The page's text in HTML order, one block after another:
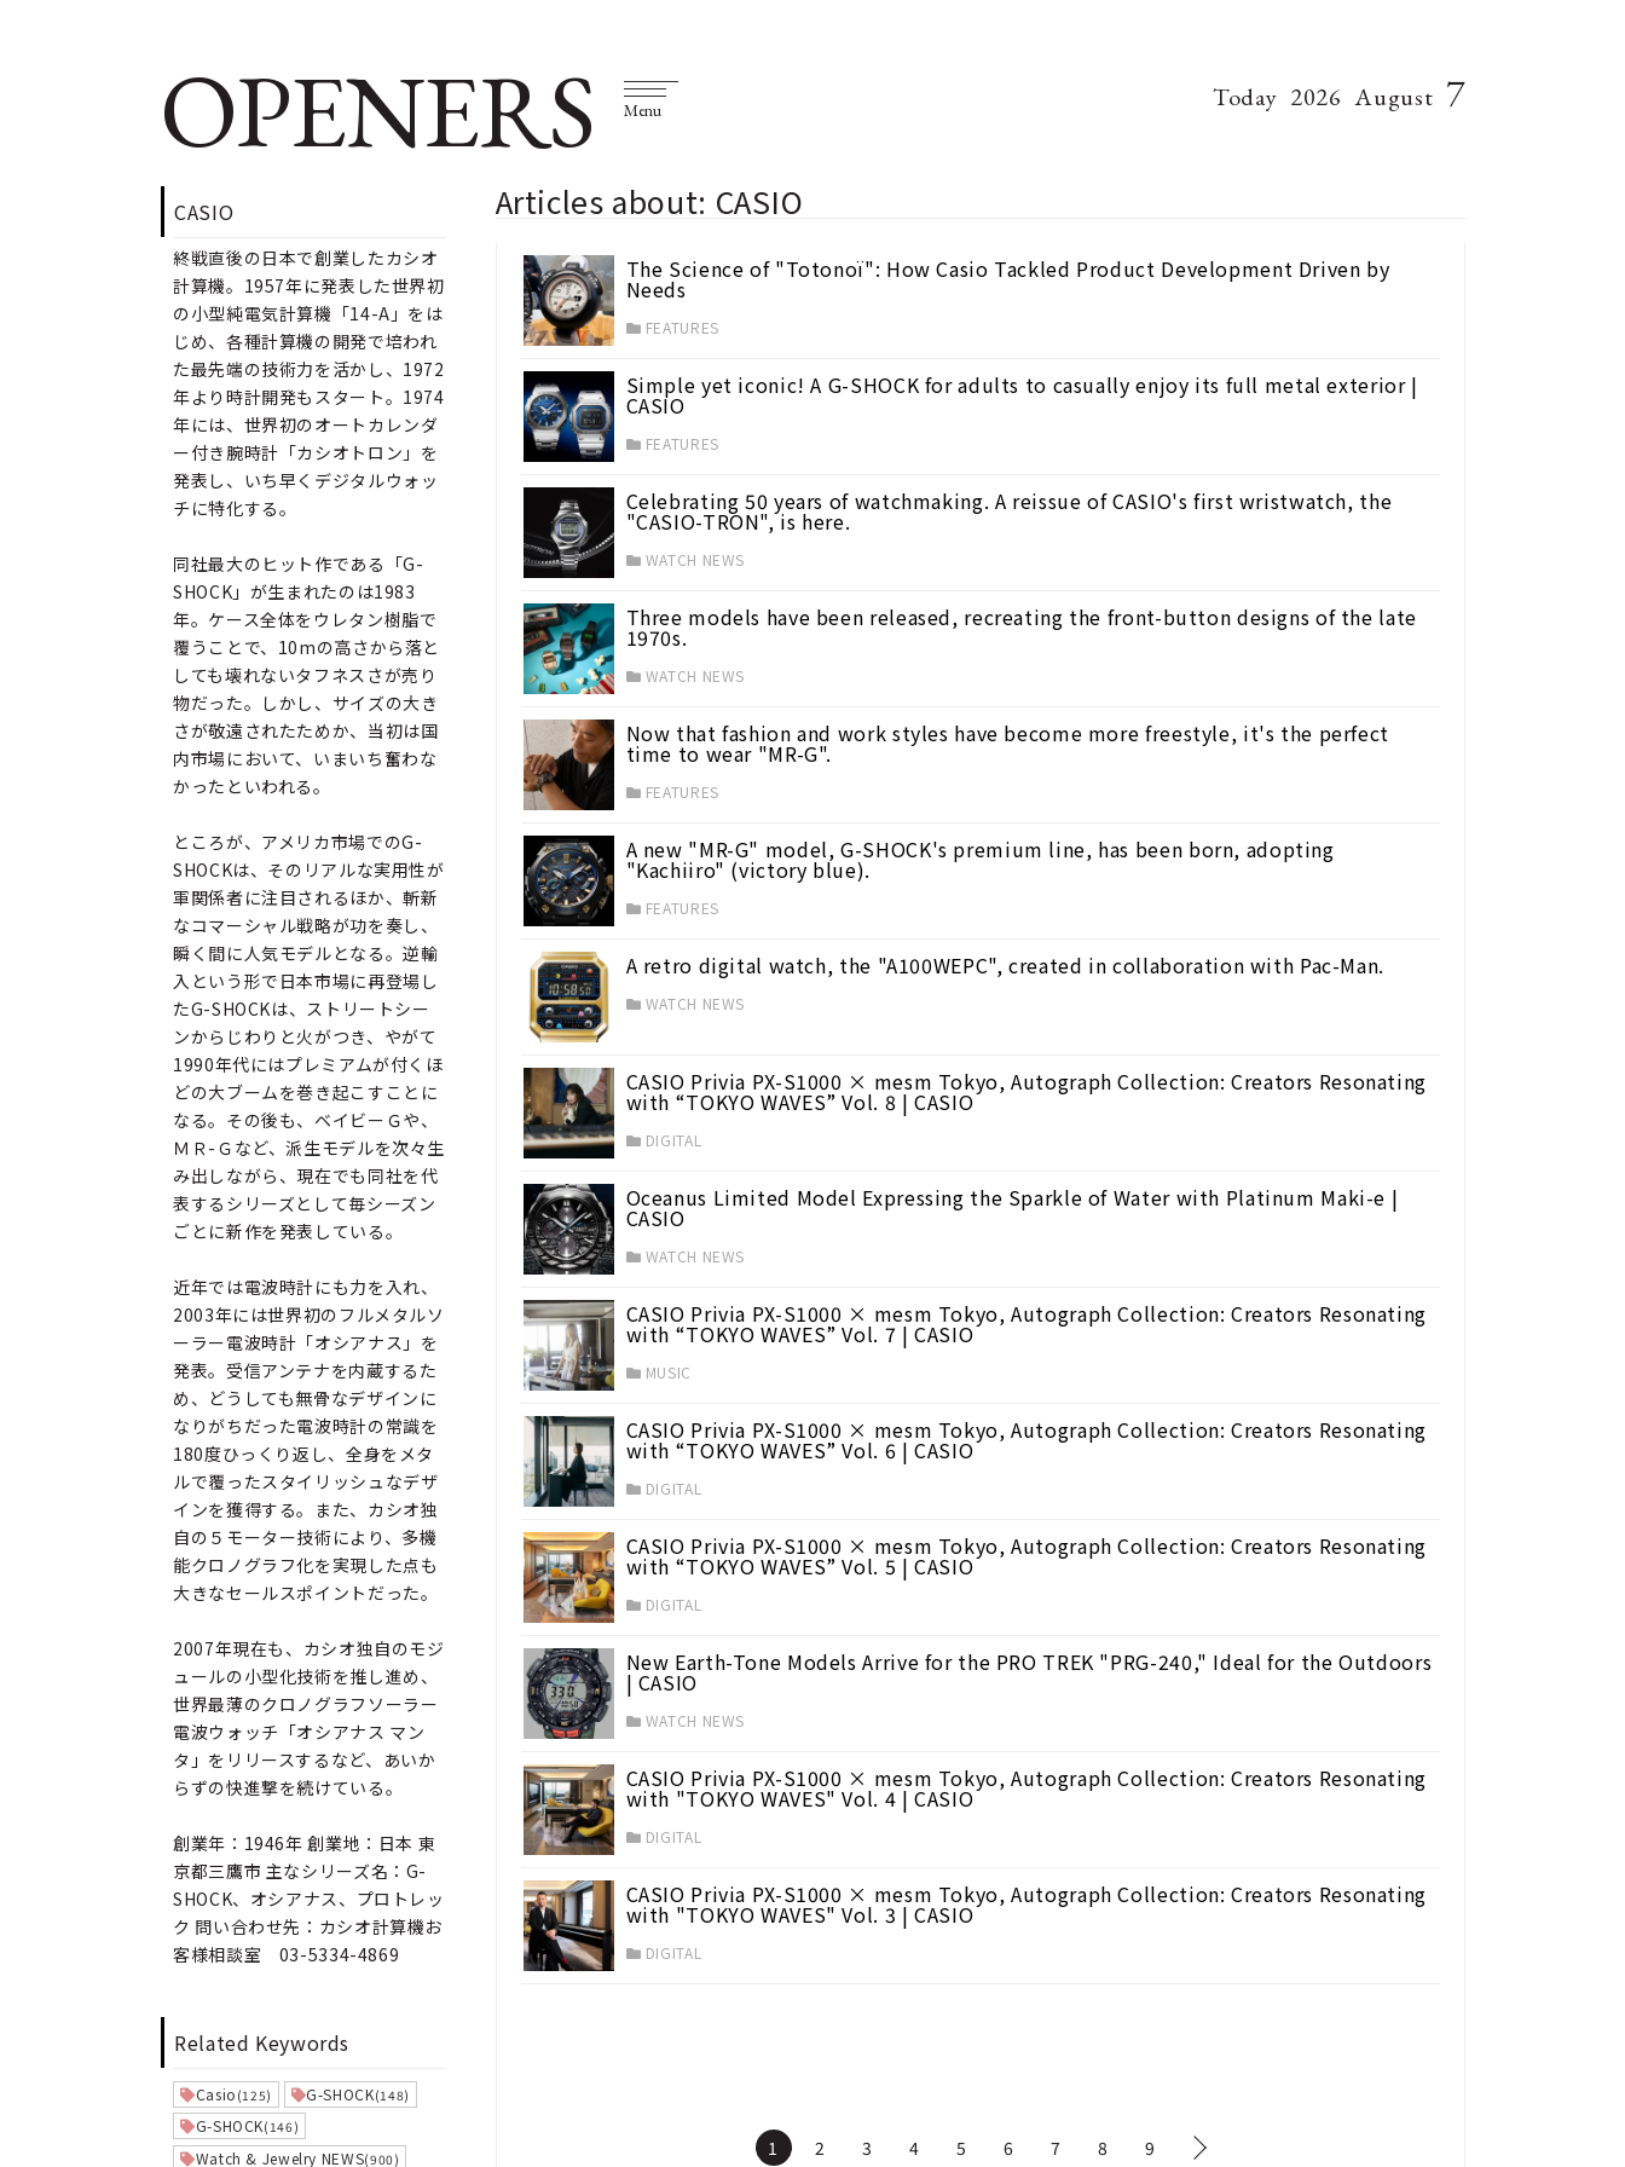
OPENERS Menu Today 2026 August 7
CASIO
終戦直後の日本で創業したカシオ
計算機。1957年に発表した世界初
の小型純電気計算機「14-A」をは
じめ、各種計算機の開発で培われ
た最先端の技術力を活かし、1972
年より時計開発もスタート。1974
年には、世界初のオートカレンダ
ー付き腕時計「カシオトロン」を
発表し、いち早くデジタルウォッ
チに特化する。
同社最大のヒット作である「G-
SHOCK」が生まれたのは1983
年。ケース全体をウレタン樹脂で
覆うことで、10mの高さから落と
しても壊れないタフネスさが売り
物だった。しかし、サイズの大き
さが敬遠されたためか、当初は国
内市場において、いまいち奮わな
かったといわれる。
ところが、アメリカ市場でのG-
SHOCKは、そのリアルな実用性が
軍関係者に注目されるほか、斬新
なコマーシャル戦略が功を奏し、
瞬く間に人気モデルとなる。逆輸
入という形で日本市場に再登場し
たG-SHOCKは、ストリートシー
ンからじわりと火がつき、やがて
1990年代にはプレミアムが付くほ
どの大ブームを巻き起こすことに
なる。その後も、ベイビーＧや、
ＭＲ-Ｇなど、派生モデルを次々生
み出しながら、現在でも同社を代
表するシリーズとして毎シーズン
ごとに新作を発表している。
近年では電波時計にも力を入れ、
2003年には世界初のフルメタルソ
ーラー電波時計「オシアナス」を
発表。受信アンテナを内蔵するた
め、どうしても無骨なデザインに
なりがちだった電波時計の常識を
180度ひっくり返し、全身をメタ
ルで覆ったスタイリッシュなデザ
インを獲得する。また、カシオ独
自の５モーター技術により、多機
能クロノグラフ化を実現した点も
大きなセールスポイントだった。
2007年現在も、カシオ独自のモジ
ュールの小型化技術を推し進め、
世界最薄のクロノグラフソーラー
電波ウォッチ「オシアナス マン
タ」をリリースするなど、あいか
らずの快進撃を続けている。
創業年：1946年 創業地：日本 東
京都三鷹市 主なシリーズ名：G-
SHOCK、オシアナス、プロトレッ
ク 問い合わせ先：カシオ計算機お
客様相談室 03-5334-4869
Related Keywords
Casio (125) G-SHOCK(148)
G-SHOCK(146)
Watch & Jewelry NEWS(900)
Articles about: CASIO
The Science of "Totonoï": How Casio Tackled Product Development Driven by
Needs
FEATURES
Simple yet iconic! A G-SHOCK for adults to casually enjoy its full metal exterior |
CASIO
FEATURES
Celebrating 50 years of watchmaking. A reissue of CASIO's first wristwatch, the
"CASIO-TRON", is here.
WATCH NEWS
Three models have been released, recreating the front-button designs of the late
1970s.
WATCH NEWS
Now that fashion and work styles have become more freestyle, it's the perfect
time to wear "MR-G".
FEATURES
A new "MR-G" model, G-SHOCK's premium line, has been born, adopting
"Kachiiro" (victory blue).
FEATURES
A retro digital watch, the "A100WEPC", created in collaboration with Pac-Man.
WATCH NEWS
CASIO Privia PX-S1000 × mesm Tokyo, Autograph Collection: Creators Resonating
with “TOKYO WAVES” Vol. 8 | CASIO
DIGITAL
Oceanus Limited Model Expressing the Sparkle of Water with Platinum Maki-e |
CASIO
WATCH NEWS
CASIO Privia PX-S1000 × mesm Tokyo, Autograph Collection: Creators Resonating
with “TOKYO WAVES” Vol. 7 | CASIO
MUSIC
CASIO Privia PX-S1000 × mesm Tokyo, Autograph Collection: Creators Resonating
with “TOKYO WAVES” Vol. 6 | CASIO
DIGITAL
CASIO Privia PX-S1000 × mesm Tokyo, Autograph Collection: Creators Resonating
with “TOKYO WAVES” Vol. 5 | CASIO
DIGITAL
New Earth-Tone Models Arrive for the PRO TREK "PRG-240," Ideal for the Outdoors
| CASIO
WATCH NEWS
CASIO Privia PX-S1000 × mesm Tokyo, Autograph Collection: Creators Resonating
with "TOKYO WAVES" Vol. 4 | CASIO
DIGITAL
CASIO Privia PX-S1000 × mesm Tokyo, Autograph Collection: Creators Resonating
with "TOKYO WAVES" Vol. 3 | CASIO
DIGITAL
1 2 3 4 5 6 7 8 9